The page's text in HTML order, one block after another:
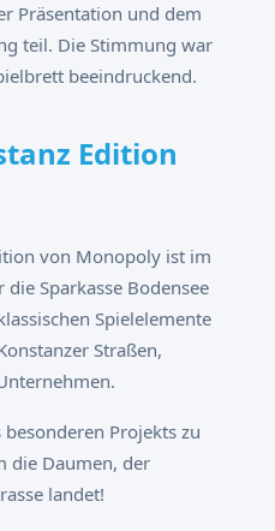
Präsentation und dem
teil. Die Stimmung war
beeindruckend.
Edition
von Monopoly ist im
Sparkasse Bodensee
Spielelemente
Straßen,
Projekts zu
die Daumen, der
landet!